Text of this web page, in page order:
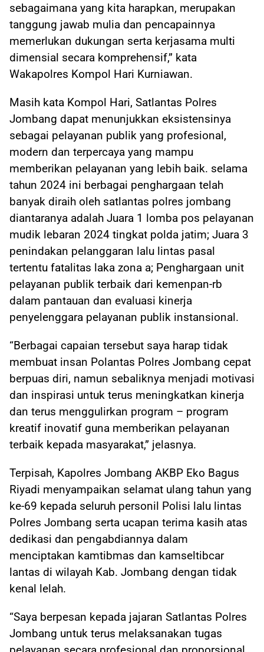
sebagaimana yang kita harapkan, merupakan
tanggung jawab mulia dan pencapainnya
memerlukan dukungan serta kerjasama multi
dimensial secara komprehensif,” kata
Wakapolres Kompol Hari Kurniawan.
Masih kata Kompol Hari, Satlantas Polres
Jombang dapat menunjukkan eksistensinya
sebagai pelayanan publik yang profesional,
modern dan terpercaya yang mampu
memberikan pelayanan yang lebih baik. selama
tahun 2024 ini berbagai penghargaan telah
banyak diraih oleh satlantas polres jombang
diantaranya adalah Juara 1 lomba pos pelayanan
mudik lebaran 2024 tingkat polda jatim; Juara 3
penindakan pelanggaran lalu lintas pasal
tertentu fatalitas laka zona a; Penghargaan unit
pelayanan publik terbaik dari kemenpan-rb
dalam pantauan dan evaluasi kinerja
penyelenggara pelayanan publik instansional.
“Berbagai capaian tersebut saya harap tidak
membuat insan Polantas Polres Jombang cepat
berpuas diri, namun sebaliknya menjadi motivasi
dan inspirasi untuk terus meningkatkan kinerja
dan terus menggulirkan program – program
kreatif inovatif guna memberikan pelayanan
terbaik kepada masyarakat,” jelasnya.
Terpisah, Kapolres Jombang AKBP Eko Bagus
Riyadi menyampaikan selamat ulang tahun yang
ke-69 kepada seluruh personil Polisi lalu lintas
Polres Jombang serta ucapan terima kasih atas
dedikasi dan pengabdiannya dalam
menciptakan kamtibmas dan kamseltibcar
lantas di wilayah Kab. Jombang dengan tidak
kenal lelah.
“Saya berpesan kepada jajaran Satlantas Polres
Jombang untuk terus melaksanakan tugas